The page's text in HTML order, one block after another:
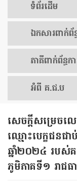
ទំព័រ​ដើម
ឯកសារ​ពាក់ព័
ភាគីពាក់ព័ន្ធ​​
អំពី គ.ជ.ប
សេចក្តីសម្រេច
ឈ្មោះបេក្ខជនជ
ឆ្នាំ២០២៤ របស់
ភូមិភាគទី១ រាជធ